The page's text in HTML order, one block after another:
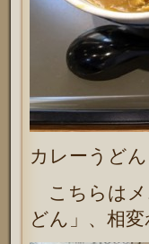
カレーうどん
こちらはメ
どん」、相